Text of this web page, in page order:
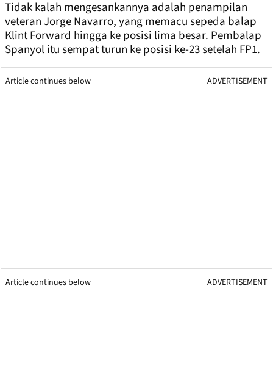
Tidak kalah mengesankannya adalah penampilan
veteran Jorge Navarro, yang memacu sepeda balap
Klint Forward hingga ke posisi lima besar. Pembalap
Spanyol itu sempat turun ke posisi ke-23 setelah FP1.
Article continues below ADVERTISEMENT
Article continues below ADVERTISEMENT